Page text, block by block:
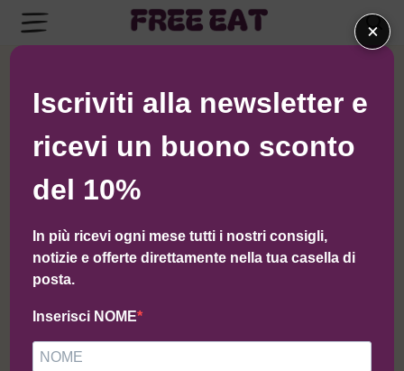
×
Iscriviti alla newsletter e
ricevi un buono sconto
del 10%
In più ricevi ogni mese tutti i nostri consigli,
notizie e offerte direttamente nella tua casella di
posta.
Inserisci NOME
-40%